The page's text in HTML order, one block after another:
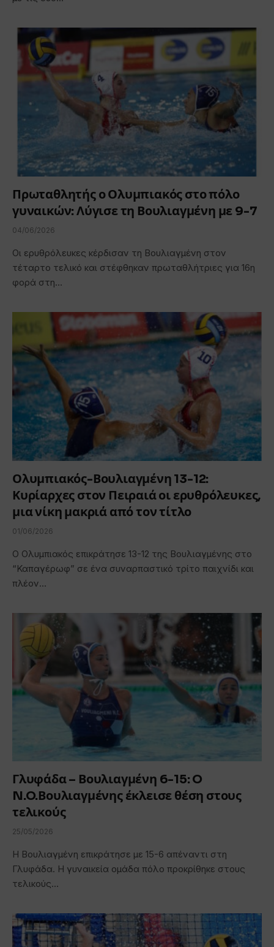
Πρωταθλητής ο Ολυμπιακός στο πόλο
γυναικών: Λύγισε τη Βουλιαγμένη με 9-7
04/06/2026
Οι ερυθρόλευκες κέρδισαν τη Βουλιαγμένη στον
τέταρτο τελικό και στέφθηκαν πρωταθλήτριες για 16η
φορά στη…
Ολυμπιακός-Βουλιαγμένη 13-12:
Κυρίαρχες στον Πειραιά οι ερυθρόλευκες,
μια νίκη μακριά από τον τίτλο
01/06/2026
Ο Ολυμπιακός επικράτησε 13-12 της Βουλιαγμένης στο
“Καπαγέρωφ” σε ένα συναρπαστικό τρίτο παιχνίδι και
πλέον…
Γλυφάδα – Βουλιαγμένη 6-15: O
N.O.Βουλιαγμένης έκλεισε θέση στους
τελικούς
25/05/2026
Η Βουλιαγμένη επικράτησε με 15-6 απέναντι στη
Γλυφάδα. Η γυναικεία ομάδα πόλο προκρίθηκε στους
τελικούς…